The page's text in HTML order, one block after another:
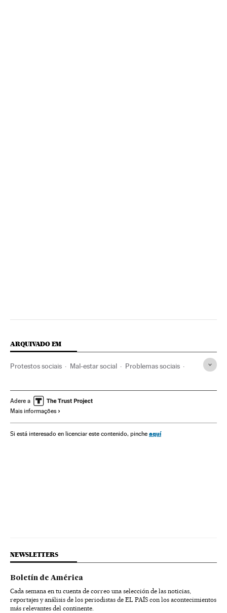
ARQUIVADO EM
Protestos sociais Mal-estar social Problemas sociais
Adere a
Mais informações
Si está interesado en licenciar este contenido, pinche aquí
NEWSLETTERS
Boletín de América
Cada semana en tu cuenta de correo una selección de las noticias,
reportajes y análisis de los periodistas de EL PAÍS con los acontecimientos
más relevantes del continente.